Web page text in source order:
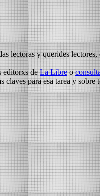
lectoras y querides lectores,
editorxs deLa Libreo
claves para esa tarea y